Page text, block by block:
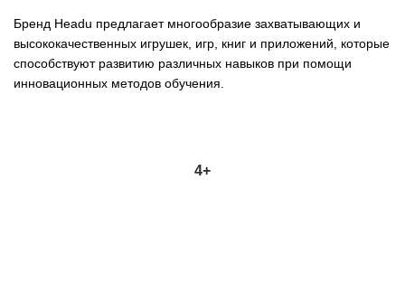
Бренд Headu предлагает многообразие захватывающих и
высококачественных игрушек, игр, книг и приложений, которые
способствуют развитию различных навыков при помощи
инновационных методов обучения.
4+